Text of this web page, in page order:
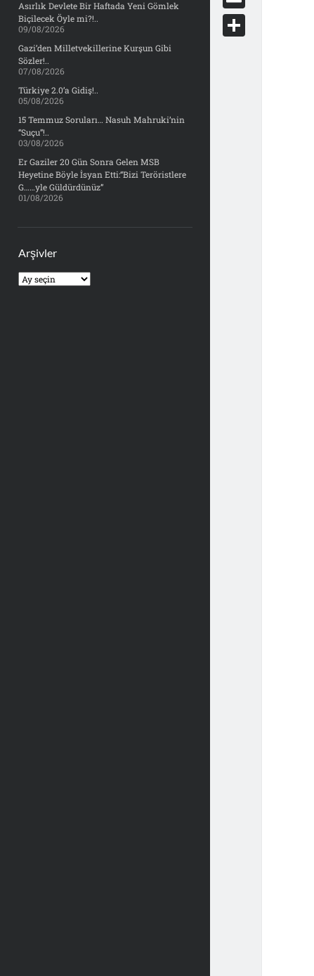
Asırlık Devlete Bir Haftada Yeni Gömlek
Biçilecek Öyle mi?!..
09/08/2026
Gazi’den Milletvekillerine Kurşun Gibi
Sözler!..
07/08/2026
Türkiye 2.0’a Gidiş!..
05/08/2026
15 Temmuz Soruları… Nasuh Mahruki’nin
“Suçu”!..
03/08/2026
Er Gaziler 20 Gün Sonra Gelen MSB
Heyetine Böyle İsyan Etti:“Bizi Teröristlere
G……yle Güldürdünüz”
01/08/2026
Arşivler
Arşivler
y
db
d
d
o
c
E